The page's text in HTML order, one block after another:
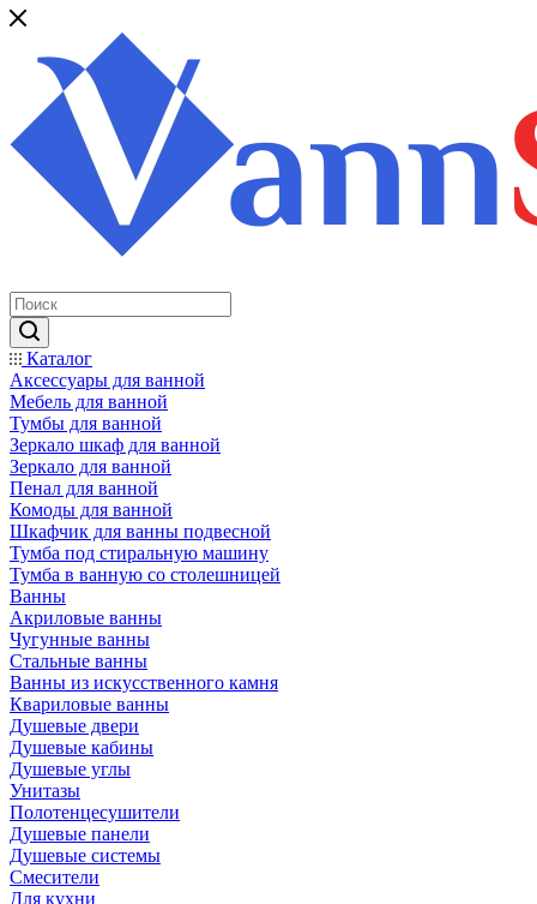
Каталог
Аксессуары для ванной
Мебель для ванной
Тумбы для ванной
Зеркало шкаф для ванной
Зеркало для ванной
Пенал для ванной
Комоды для ванной
Шкафчик для ванны подвесной
Тумба под стиральную машину
Тумба в ванную со столешницей
Ванны
Акриловые ванны
Чугунные ванны
Стальные ванны
Ванны из искусственного камня
Квариловые ванны
Душевые двери
Душевые кабины
Душевые углы
Унитазы
Полотенцесушители
Душевые панели
Душевые системы
Смесители
Для кухни